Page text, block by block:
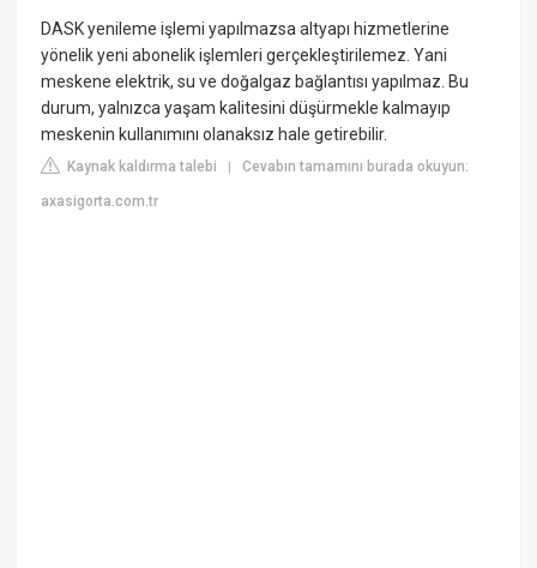
DASK yenileme işlemi yapılmazsa altyapı hizmetlerine
yönelik yeni abonelik işlemleri gerçekleştirilemez. Yani
meskene elektrik, su ve doğalgaz bağlantısı yapılmaz. Bu
durum, yalnızca yaşam kalitesini düşürmekle kalmayıp
meskenin kullanımını olanaksız hale getirebilir.
Kaynak kaldırma talebi |Cevabın tamamını burada okuyun:
axasigorta.com.tr